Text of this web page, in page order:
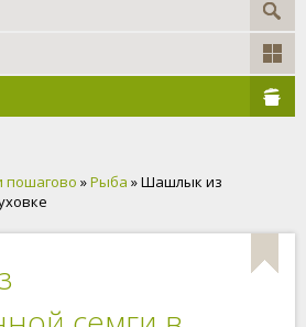
пошагово »Рыба » Шашлык из